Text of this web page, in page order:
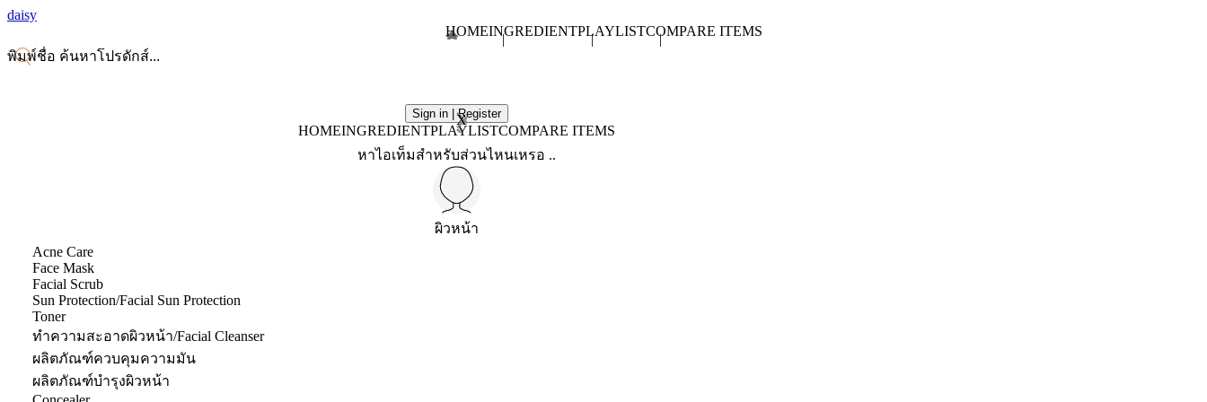
daisy
HOMEINGREDIENTPLAYLISTCOMPARE ITEMS
Sign in | Register
X
HOMEINGREDIENTPLAYLISTCOMPARE ITEMS
หาไอเท็มสำหรับส่วนไหนเหรอ ..
ผิวหน้า
Acne Care
Face Mask
Facial Scrub
Sun Protection/Facial Sun Protection
Toner
ทำความสะอาดผิวหน้า/Facial Cleanser
ผลิตภัณฑ์ควบคุมความมัน
ผลิตภัณฑ์บำรุงผิวหน้า